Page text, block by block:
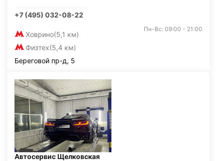
+7 (495) 032-08-22
Ховрино(5,1 км)
Физтех(5,4 км)
Пн-Вс: 09:00 - 21:00
Береговой пр-д, 5
Автосервис Щелковская